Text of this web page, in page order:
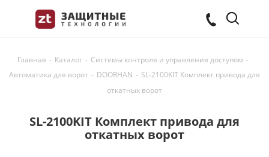
Главная - Каталог - Системы контроля и управления доступом -
Автоматика для ворот - DOORHAN - SL-2100KIT Комплект привода для
откатных ворот
SL-2100KIT Комплект привода для
откатных ворот